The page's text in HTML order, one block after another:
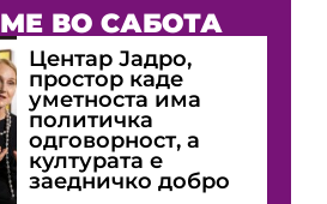
ВО САБОТА
Центар Јадро,
простор каде
уметноста има
политичка
одговорност, а
културата е
заедничко добро